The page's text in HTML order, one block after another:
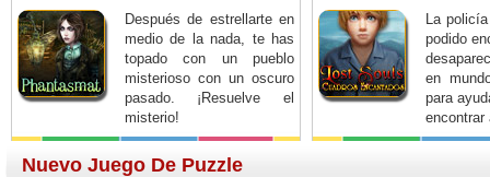
Después de estrellarte en
medio de la nada, te has
topado con un pueblo
misterioso con un oscuro
pasado. ¡Resuelve el
misterio!
La
podido
en
para
encontrar
Nuevo Juego De Puzzle